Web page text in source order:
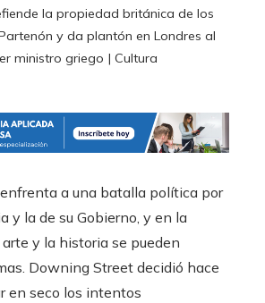
la propiedad británica de los
y da plantón en Londres al
ministro griego | Cultura
a una batalla política por
y la de su Gobierno, y en la
y la historia se pueden
Downing Street decidió hace
en seco los intentos